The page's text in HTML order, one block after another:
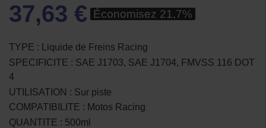
37,63 € Économisez 21,7%
TYPE : Liquide de Freins Racing
SPECIFICITE : SAE J1703, SAE J1704, FMVSS 116 DOT
4
UTILISATION : Sur piste
COMPATIBILITE : Motos Racing
QUANTITE : 500ml